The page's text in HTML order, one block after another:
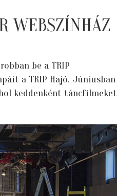
WEBSZÍNHÁZ
be a TRIP
a TRIP Hajó. Júniusban
keddenként táncfilmeket